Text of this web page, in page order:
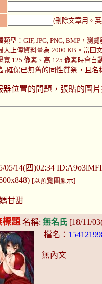
(刪除文章用。
類型：GIF, JPG, PNG, BMP，瀏
大上傳資料量為 2000 KB。當回
寬 125 像素、高 125 像素時會自
確保已無舊的同性質祭，且名
器位置的問題，張貼的圖
05/14(四)02:34
[以預覽圖顯示]
甘甜
標題 名稱:無名氏 [18/11/
檔名：
無內文